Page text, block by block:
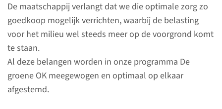
De maatschappij verlangt dat we die optimale zorg zo
goedkoop mogelijk verrichten, waarbij de belasting
voor het milieu wel steeds meer op de voorgrond komt
te staan.
Al deze belangen worden in onze programma De
groene OK meegewogen en optimaal op elkaar
afgestemd.
Resultaten in beeld
Om de impact van een aantal
maatregelen van de Groene OK